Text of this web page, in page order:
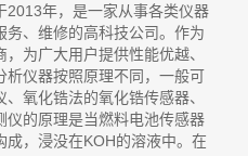
2013年，是一家从事各类仪器
、维修的高科技公司。作为
为广大用户提供性能优越、
析仪器按照原理不同，一般可
氧化锆法的氧化锆传感器、
仪的原理是当燃料电池传感器
，浸没在KOH的溶液中。在